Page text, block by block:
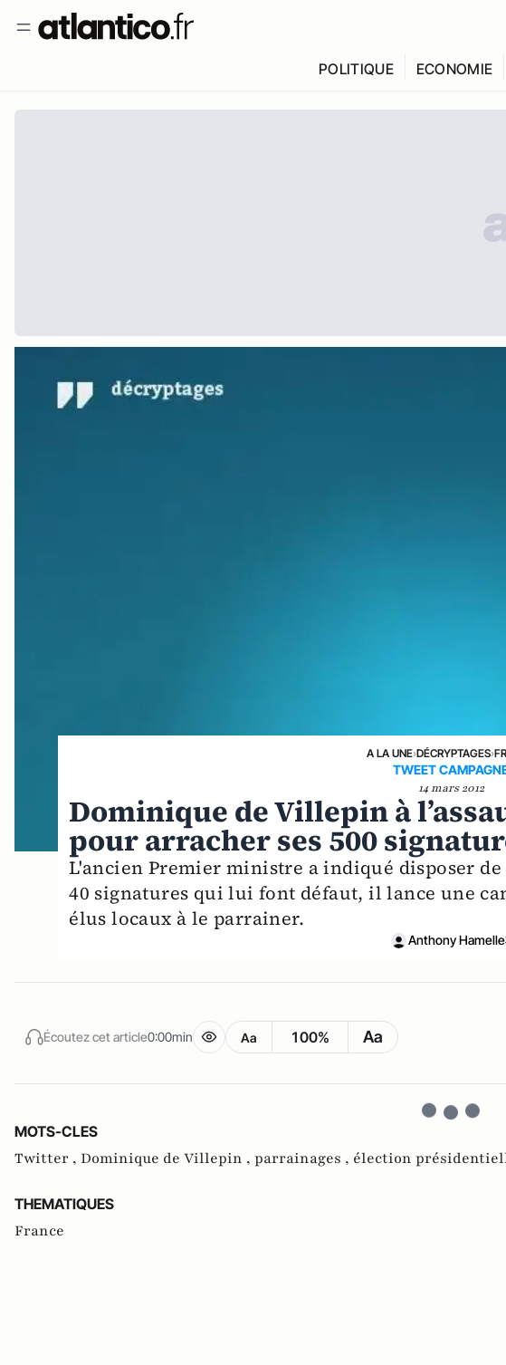
POLITIQUE ECONOMIE
A LA UNE›DÉCRYPTAGES›
TWEET
14 mars 2012
Dominique de Villepin à
pour arracher ses 500
L'ancien Premier ministre a indiqué disposer
40 signatures qui lui font défaut, il lance une
élus locaux à le parrainer.
Anthony Hamelle
Écoutez cet article0:00min Aa 100% Aa
MOTS-CLES
Twitter , Dominique de Villepin , parrainages , élection
THEMATIQUES
France